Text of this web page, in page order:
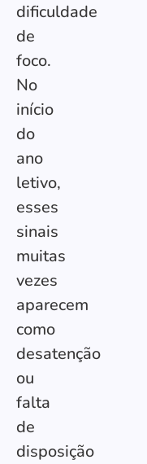
dificuldade
de
foco.
No
início
do
ano
letivo,
esses
sinais
muitas
vezes
aparecem
como
desatenção
ou
falta
de
disposição